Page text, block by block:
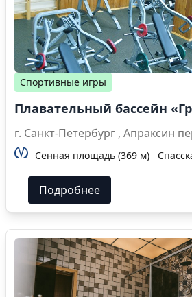
Спортивные игры
Плавательный бассейн
г. Санкт-Петербург ,
Сенная площадь (369 м)
Подробнее